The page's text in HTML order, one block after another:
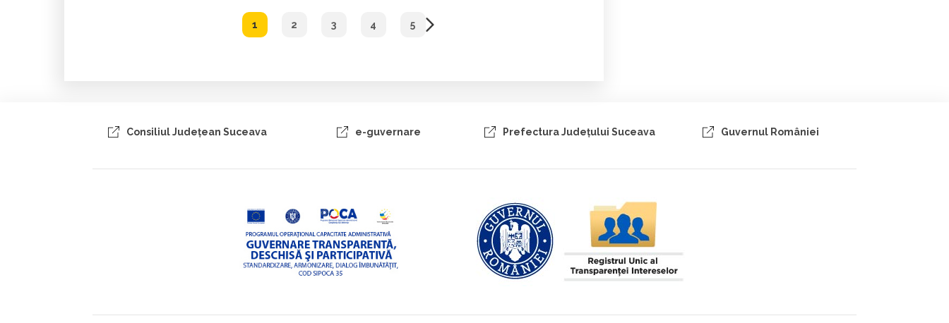
1 2 3 4 5
Consiliul Judeţean Suceava e-guvernare Prefectura Judeţului Suceava Guvernul României